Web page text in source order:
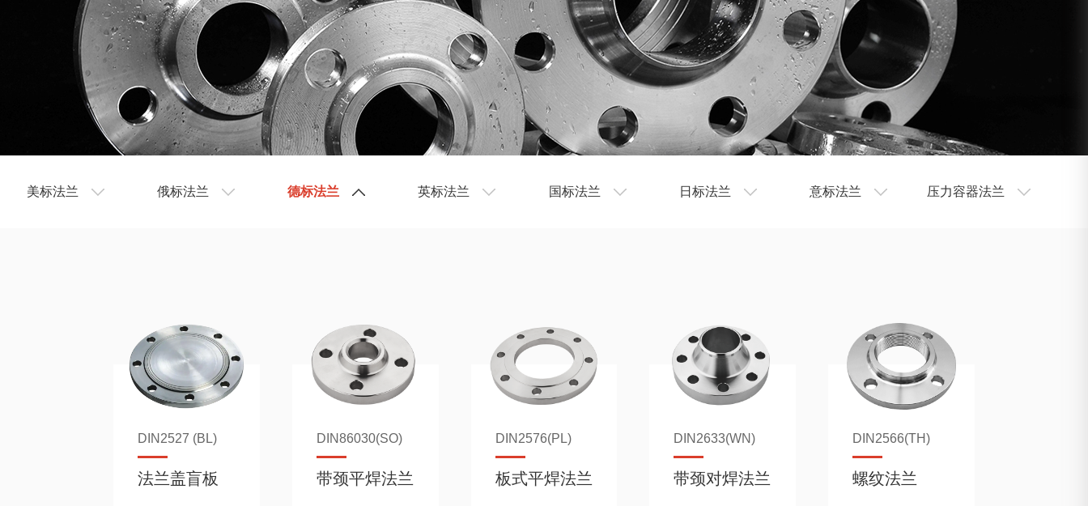
美标法兰 俄标法兰 德标法兰 英标法兰 国标法兰 日标法兰 意标法兰 压力容器法兰
DIN2527 (BL)
法兰盖盲板
DIN86030(SO)
带颈平焊法兰
DIN2576(PL)
板式平焊法兰
DIN2633(WN)
带颈对焊法兰
DIN2566(TH)
螺纹法兰